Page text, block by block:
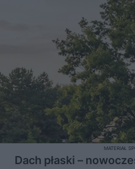
Dach płaski –
MATERIAŁ